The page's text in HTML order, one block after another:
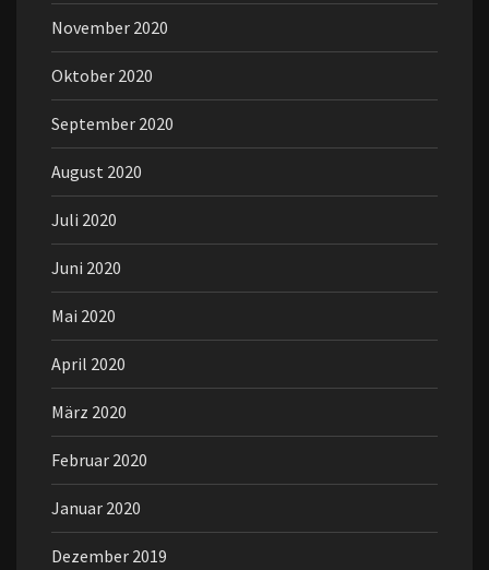
November 2020
Oktober 2020
September 2020
August 2020
Juli 2020
Juni 2020
Mai 2020
April 2020
März 2020
Februar 2020
Januar 2020
Dezember 2019